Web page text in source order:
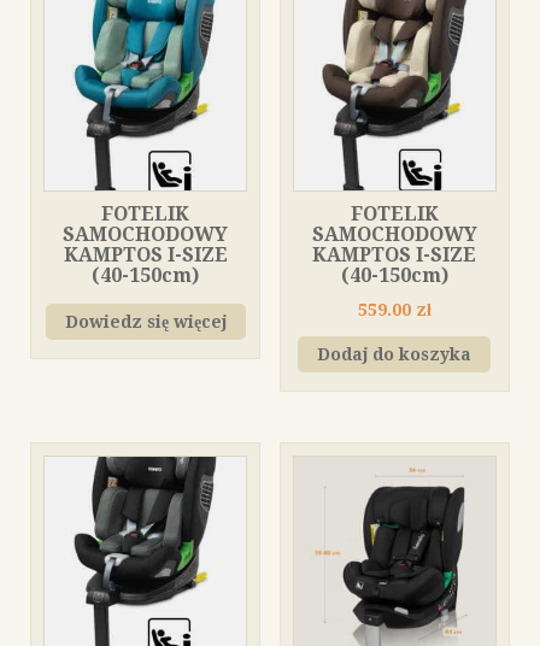
FOTELIK
SAMOCHODOWY
KAMPTOS I-SIZE
(40-150cm)
Dowiedz się więcej
FOTELIK
SAMOCHODOWY
KAMPTOS I-SIZE
(40-150cm)
559.00 zł
Dodaj do koszyka